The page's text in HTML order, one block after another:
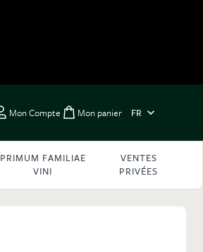
Mon Compte Toggle minicart,
Mon panier FR
PRIMUM FAMILIAE
VINI
VENTES
PRIVÉES